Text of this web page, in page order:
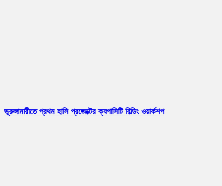
ভূরুঙ্গামারীতে প্রথম হাসি প্রজেক্টের ক্যপাসিটি বিল্ডিং ওয়ার্কশপ